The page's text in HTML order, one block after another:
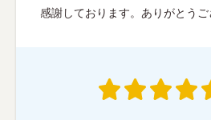
感謝しております。ありがとうご